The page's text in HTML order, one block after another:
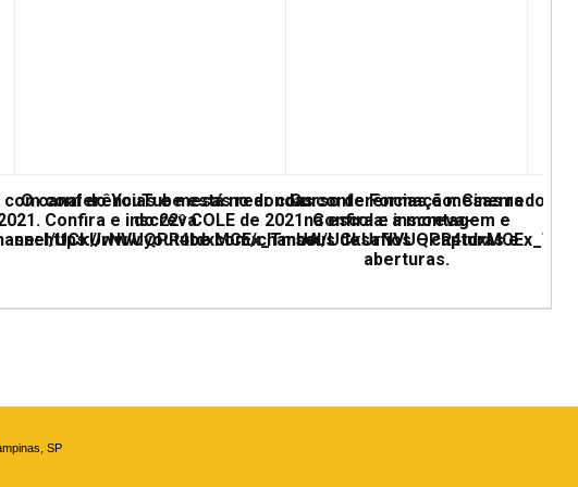
com conferências e mesas redondas
Confira e inscreva
UCkUrNVUQPR4tdxMCEx_TmUA
O canal do YouTube está no ar com conferências e mesas
do 22º COLE de 2021. Confira e inscreva-
se: https://www.youtube.com/channel/
Curso de Formação: Cinema
na escola: a montagem e
seus desafios – capturas e
aberturas.
SP